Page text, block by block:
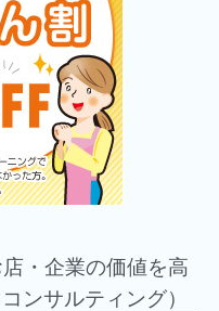
・企業の価値を高
ンサルティング）